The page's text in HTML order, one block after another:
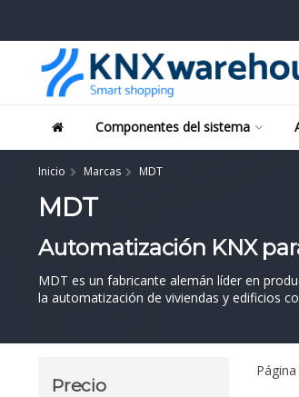
Componentes del sistema
Inicio Marcas MDT
MDT
Automatización KNX
MDT es un fabricante alemán líder en
la automatización de viviendas y edificios
Precio